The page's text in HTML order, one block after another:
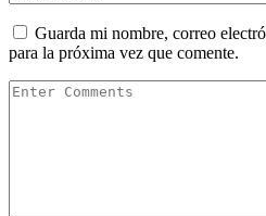
Guarda mi nombre, correo
para la próxima vez que comente.